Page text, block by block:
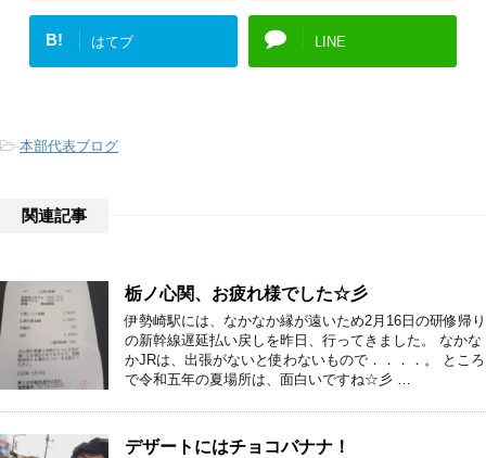
B! はてブ LINE
-本部代表ブログ
関連記事
栃ノ心関、お疲れ様でした☆彡
伊勢崎駅には、なかなか縁が遠いため2月16日の研修帰り
の新幹線遅延払い戻しを昨日、行ってきました。 なかな
かJRは、出張がないと使わないもので．．．．。 ところ
で令和五年の夏場所は、面白いですね☆彡 …
デザートにはチョコバナナ！